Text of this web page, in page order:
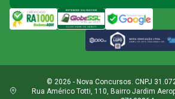
© 2026 - Nova Concursos. CNPJ
Rua Américo Totti, 110, Bairro Jardim